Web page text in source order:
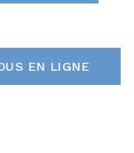
EN LIGNE